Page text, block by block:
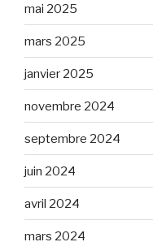
mai 2025
mars 2025
janvier 2025
novembre 2024
septembre 2024
juin 2024
avril 2024
mars 2024